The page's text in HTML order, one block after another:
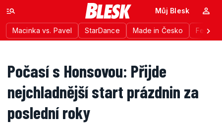
Macinka vs. Pavel StarDance Made in Česko
Můj Blesk
Počasí s Honsovou: Přijde
nejchladnější start prázdnin za
poslední roky